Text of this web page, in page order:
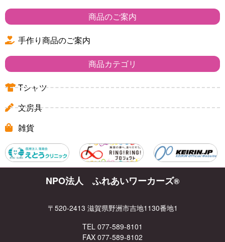
商品のご案内
手作り商品のご案内
商品カテゴリ
Tシャツ
文房具
雑貨
NPO法人 ふれあいワーカーズ®
〒520-2413 滋賀県野洲市吉地1130番地1
TEL 077-589-8101
FAX 077-589-8102